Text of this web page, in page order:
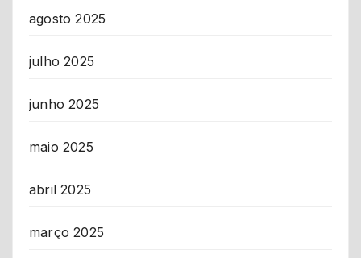
agosto 2025
julho 2025
junho 2025
maio 2025
abril 2025
março 2025